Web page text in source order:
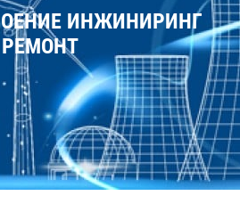
ИНЖИНИРИНГ
РЕМОНТ